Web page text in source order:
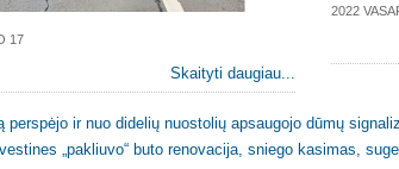
17
Skaityti daugiau...
2022
perspėjo ir nuo didelių nuostolių apsaugojo dūmų
„pakliuvo“ buto renovacija, sniego kasimas,